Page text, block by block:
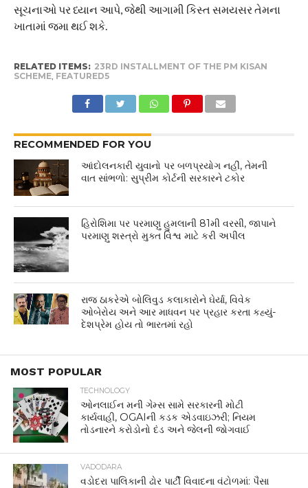
સૂચનાઓ પર ધ્યાન આપે, જેથી આગામી કિસ્ત સમયસર તેમના
ખાતામાં જમા થઈ શકે.
RELATED ITEMS: 23RD INSTALLMENT OF THE PM KISAN
SCHEME, FEATURED5
RECOMMENDED FOR YOU
આંદોલનકારી યુવાનો પર બળપ્રયોગ નહીં, તેમની
વાત સાંભળો: સુપ્રીમ કોર્ટની સરકારને ટકોર
હિરોશિમા પર પરમાણુ હુમલાની 81મી વરસી, જાપાને
પરમાણુ શસ્ત્રો મુક્ત વિશ્વ માટે કરી અપીલ
રાજ ઠાકરેએ બોલિવુડ કલાકારોને ઘેર્યા, વિવેક
ઓબેરોય અને આર માધવન પર પ્રહાર કરતા કહ્યું-
દેશપ્રેમ હોય તો ભારતમાં રહો
MOST POPULAR
TECHNOLOGY
ઓનલાઈન મની ગેમ્સ સામે સરકારની મોટી
કાર્યવાહી, OGAIની કડક એડવાઇઝરી; નિયમ
તોડનારને કરોડોનો દંડ અને જેલની જોગવાઈ
VADODARA
વડોદરા પાલિકાની ઢોર પાર્ટી વિવાદના વંટોળમાં: પૈસા